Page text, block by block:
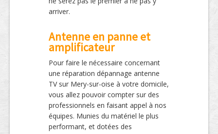
arriver.
Antenne en panne et
amplificateur
Pour faire le nécessaire concernant
une réparation dépannage antenne
TV sur Mery-sur-oise à votre domicile,
vous allez pouvoir compter sur des
professionnels en faisant appel à nos
équipes. Munies du matériel le plus
performant, et dotées des